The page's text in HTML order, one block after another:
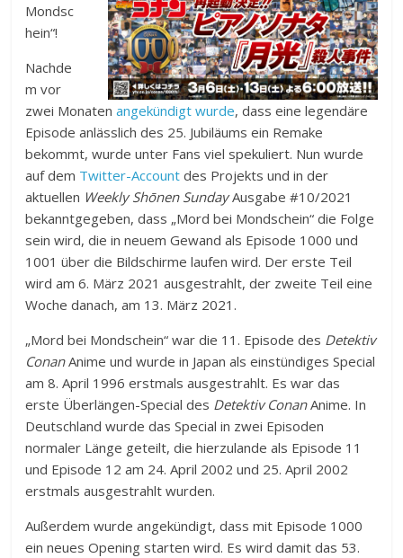
Mondsc
hein“!
Nachde
m vor
zwei Monatenangekündigt wurde, dass eine legendäre
Episode anlässlich des 25. Jubiläums ein Remake
bekommt, wurde unter Fans viel spekuliert. Nun wurde
auf dem Twitter-Account des Projekts und in der
aktuellen Weekly Shōnen SundayAusgabe #10/2021
bekanntgegeben, dass „Mord bei Mondschein“ die Folge
sein wird, die in neuem Gewand als Episode 1000 und
1001 über die Bildschirme laufen wird. Der erste Teil
wird am 6. März 2021 ausgestrahlt, der zweite Teil eine
Woche danach, am 13. März 2021.
„Mord bei Mondschein“ war die 11. Episode des Detektiv
ConanAnime und wurde in Japan als einstündiges Special
am 8. April 1996 erstmals ausgestrahlt. Es war das
erste Überlängen-Special des Detektiv ConanAnime. In
Deutschland wurde das Special in zwei Episoden
normaler Länge geteilt, die hierzulande als Episode 11
und Episode 12 am 24. April 2002 und 25. April 2002
erstmals ausgestrahlt wurden.
Außerdem wurde angekündigt, dass mit Episode 1000
ein neues Opening starten wird. Es wird damit das 53.